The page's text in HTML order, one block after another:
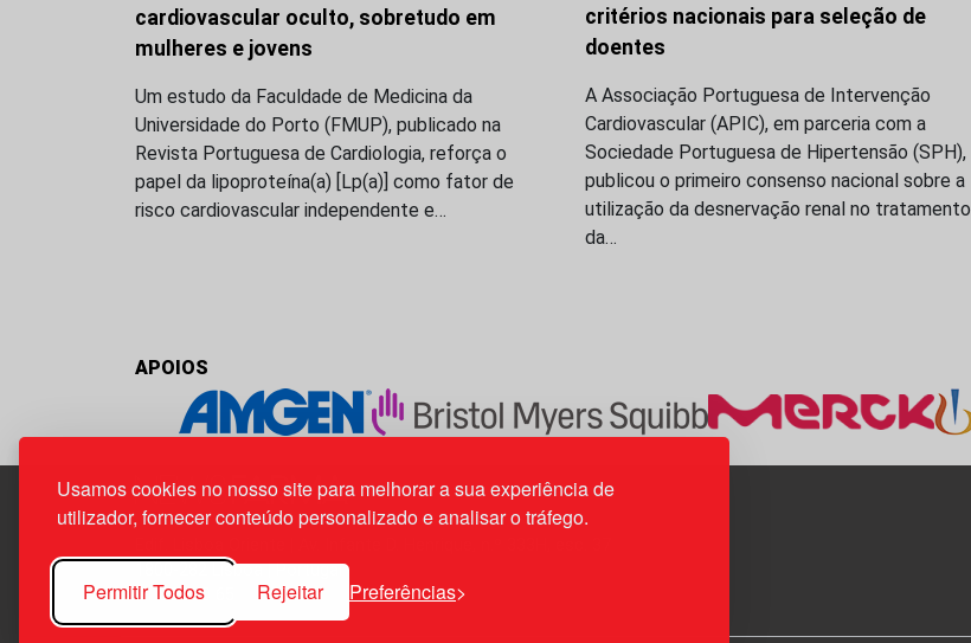
Usamos cookies no nosso site para melhorar a sua experiência de
utilizador, fornecer conteúdo personalizado e analisar o tráfego.
Permitir Todos Rejeitar Preferências
cardiovascular oculto, sobretudo em
mulheres e jovens
Um estudo da Faculdade de Medicina da
Universidade do Porto (FMUP), publicado na
Revista Portuguesa de Cardiologia, reforça o
papel da lipoproteína(a) [Lp(a)] como fator de
risco cardiovascular independente e…
critérios nacionais para seleção de
doentes
A Associação Portuguesa de Intervenção
Cardiovascular (APIC), em parceria com a
Sociedade Portuguesa de Hipertensão (SPH),
publicou o primeiro consenso nacional sobre a
utilização da desnervação renal no tratamento
da…
APOIOS
1800-282 Lisboa | Portugal
21 850 40 65